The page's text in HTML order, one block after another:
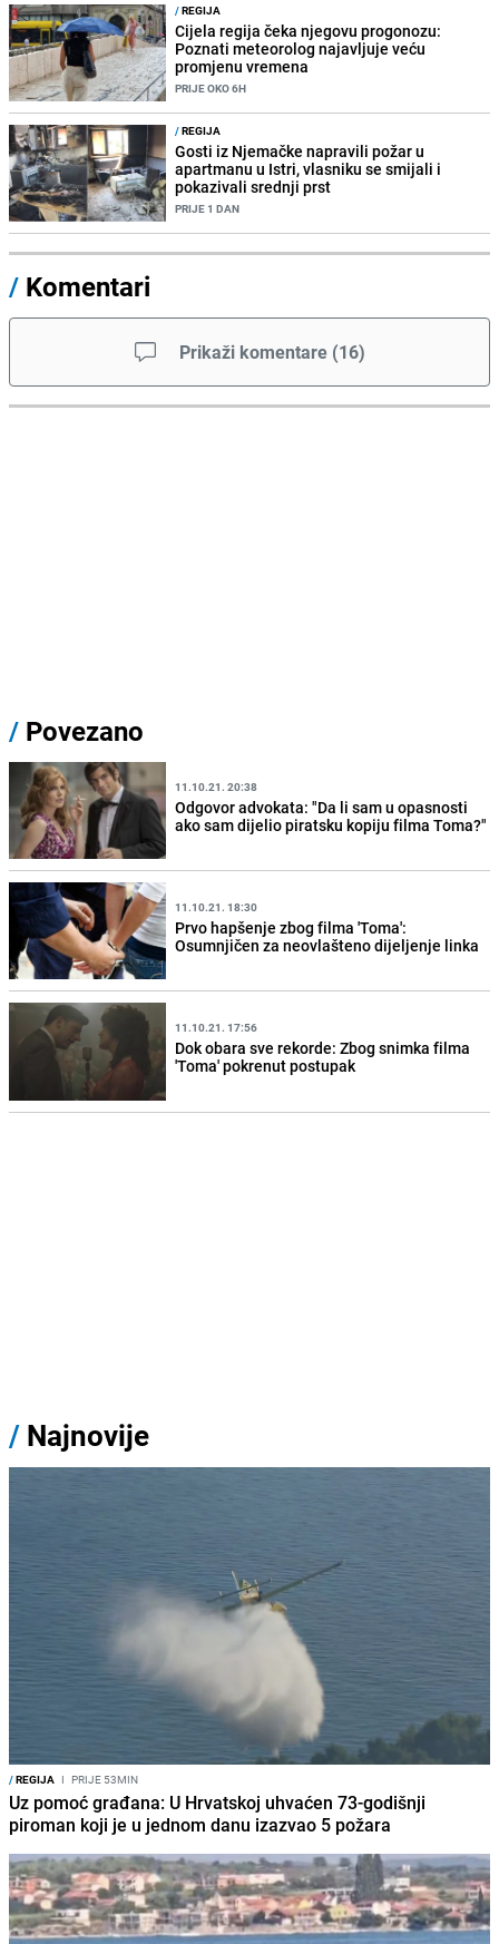
/REGIJA
Cijela regija čeka njegovu progonozu:
Poznati meteorolog najavljuje veću
promjenu vremena
PRIJE OKO 6H
/REGIJA
Gosti iz Njemačke napravili požar u
apartmanu u Istri, vlasniku se smijali i
pokazivali srednji prst
PRIJE 1 DAN
/ Komentari
Prikaži komentare (16)
/ Povezano
11.10.21. 20:38
Odgovor advokata: "Da li sam u opasnosti
ako sam dijelio piratsku kopiju filma Toma?"
11.10.21. 18:30
Prvo hapšenje zbog filma 'Toma':
Osumnjičen za neovlašteno dijeljenje linka
11.10.21. 17:56
Dok obara sve rekorde: Zbog snimka filma
'Toma' pokrenut postupak
/ Najnovije
/REGIJA I PRIJE 53MIN
Uz pomoć građana: U Hrvatskoj uhvaćen 73-godišnji
piroman koji je u jednom danu izazvao 5 požara